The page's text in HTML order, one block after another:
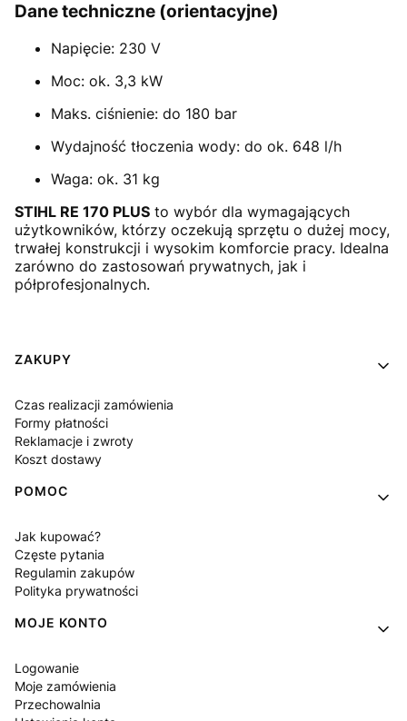
Dane techniczne (orientacyjne)
Napięcie: 230 V
Moc: ok. 3,3 kW
Maks. ciśnienie: do 180 bar
Wydajność tłoczenia wody: do ok. 648 l/h
Waga: ok. 31 kg
STIHL RE 170 PLUS to wybór dla wymagających
użytkowników, którzy oczekują sprzętu o dużej mocy,
trwałej konstrukcji i wysokim komforcie pracy. Idealna
zarówno do zastosowań prywatnych, jak i
półprofesjonalnych.
Linki w stopce
ZAKUPY
Czas realizacji zamówienia
Formy płatności
Reklamacje i zwroty
Koszt dostawy
POMOC
Jak kupować?
Częste pytania
Regulamin zakupów
Polityka prywatności
MOJE KONTO
Logowanie
Moje zamówienia
Przechowalnia